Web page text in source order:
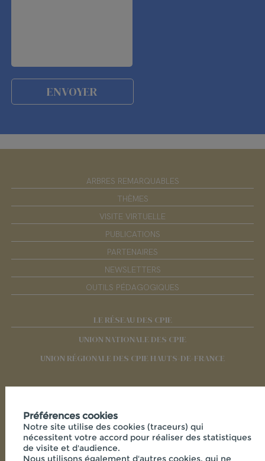
ARBRES REMARQUABLES
THÈMES
VISITE VIRTUELLE
PUBLICATIONS
PARTENAIRES
NEWSLETTERS
OUTILS PÉDAGOGIQUES
LE RÉSEAU DES CPIE
UNION NATIONALE DES CPIE
UNION RÉGIONALE DES CPIE HAUTS-DE-FRANCE
Préférences cookies
Notre site utilise des cookies (traceurs) qui
nécessitent votre accord pour réaliser des statistiques
de visite et d'audience.
Nous utilisons également d'autres cookies, qui ne